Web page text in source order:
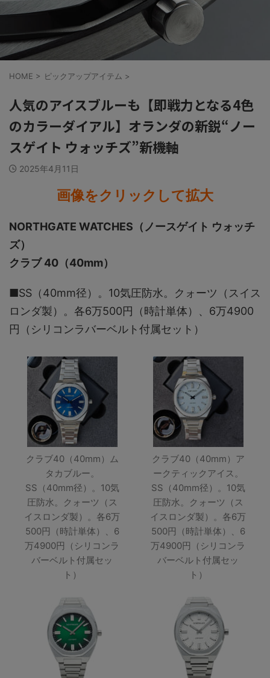
HOME > ピックアップアイテム >
人気のアイスブルーも【即戦力となる4色
のカラーダイアル】オランダの新鋭“ノー
スゲイト ウォッチズ”新機軸
2025年4月11日
画像をクリックして拡大
NORTHGATE WATCHES（ノースゲイト ウォッチ
ズ）
クラブ 40（40mm）
■SS（40mm径）。10気圧防水。クォーツ（スイス
ロンダ製）。各6万500円（時計単体）、6万4900
円（シリコンラバーベルト付属セット）
クラブ40（40mm）ム
タカブルー。
SS（40mm径）。10気
圧防水。クォーツ（ス
イスロンダ製）。各6万
500円（時計単体）、6
万4900円（シリコンラ
バーベルト付属セッ
ト）
クラブ40（40mm）ア
ークティックアイス。
SS（40mm径）。10気
圧防水。クォーツ（ス
イスロンダ製）。各6万
500円（時計単体）、6
万4900円（シリコンラ
バーベルト付属セッ
ト）